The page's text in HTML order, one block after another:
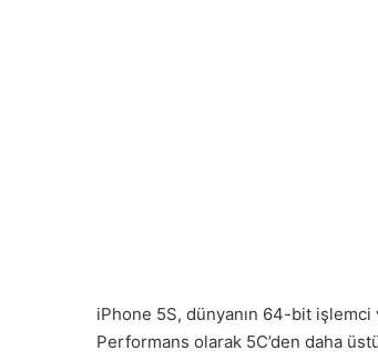
iPhone 5S, dünyanın 64-bit
Performans olarak 5C’den daha